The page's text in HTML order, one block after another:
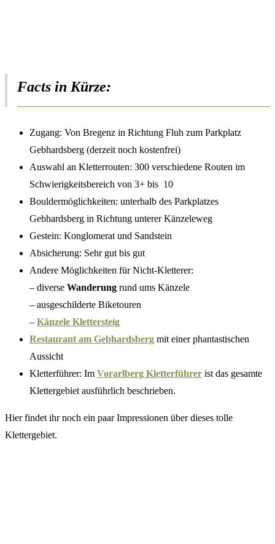
Facts in Kürze:
Zugang: Von Bregenz in Richtung Fluh zum Parkplatz
Gebhardsberg (derzeit noch kostenfrei)
Auswahl an Kletterrouten: 300 verschiedene Routen im
Schwierigkeitsbereich von 3+ bis 10
Bouldermöglichkeiten: unterhalb des Parkplatzes
Gebhardsberg in Richtung unterer Känzeleweg
Gestein: Konglomerat und Sandstein
Absicherung: Sehr gut bis gut
Andere Möglichkeiten für Nicht-Kletterer:
– diverse Wanderung rund ums Känzele
– ausgeschilderte Biketouren
– Känzele Klettersteig
Restaurant am Gebhardsberg mit einer phantastischen
Aussicht
Kletterführer: Im Vorarlberg Kletterführer ist das gesamte
Klettergebiet ausführlich beschrieben.
Hier findet ihr noch ein paar Impressionen über dieses tolle
Klettergebiet.